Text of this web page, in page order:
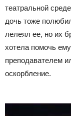
театральной
дочь тоже
лелеял ее, но их
хотела помочь
преподавателем
оскорбление.